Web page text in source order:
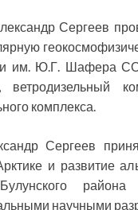
Сергеев
им. Ю.Г. Шафера
ветродизельный
комплекса.
Сергеев
и развитие
научными